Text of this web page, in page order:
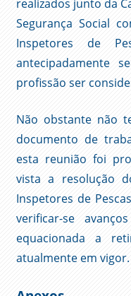
realizados junto da
Segurança Social
Inspetores de
antecipadamente
profissão ser
Não obstante não
documento de
esta reunião foi
vista a resolução
Inspetores de
verificar-se
equacionada a
atualmente em vigor.